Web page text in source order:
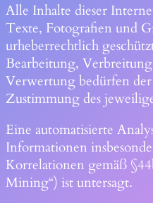
Alle Inhalte dieser
Texte, Fotografien und
urheberrechtlich
Bearbeitung,
Verwertung bedürfen
Zustimmung des
Eine automatisierte
Informationen
Korrelationen gemäß
Mining“) ist untersagt.